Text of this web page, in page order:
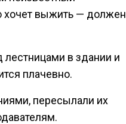
хочет выжить — должен
лестницами в здании и
плачевно.
пересылали их